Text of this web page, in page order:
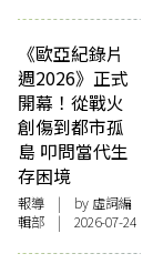
《歐亞紀錄片
週2026》正式
開幕！從戰火
創傷到都市孤
島 叩問當代生
存困境
報導 | by 虛詞編
輯部 | 2026-07-24